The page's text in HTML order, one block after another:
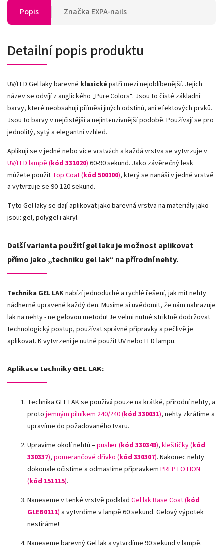
Popis Značka EXPA-nails
Detailní popis produktu
UV/LED Gel laky barevné klasické patří mezi nejoblíbenější. Jejich
název se odvíjí z anglického „Pure Colors“. Jsou to čisté základní
barvy, které neobsahují příměsi jiných odstínů, ani efektových prvků.
Jsou to barvy v nejčistější a nejintenzivnější podobě. Používají se pro
jednolitý, sytý a elegantní vzhled.
Aplikují se v jedné nebo více vrstvách a každá vrstva se vytvrzuje v
UV/LED lampě (kód 331020) 60-90 sekund. Jako závěrečný lesk
můžete použít Top Coat (kód 500100), který se nanáší v jedné vrstvě
a vytvrzuje se 90-120 sekund.
Tyto Gel laky se dají aplikovat jako barevná vrstva na materiály jako
jsou: gel, polygel i akryl.
Další varianta použití gel laku je možnost aplikovat
přímo jako „techniku gel lak“ na přírodní nehty.
Technika GEL LAKnabízí jednoduché a rychlé řešení, jak mít nehty
nádherně upravené každý den. Musíme si uvědomit, že nám nahrazuje
lak na nehty - ne gelovou metodu! Je velmi nutné striktně dodržovat
technologický postup, používat správné přípravky a pečlivě je
aplikovat. K vytvrzení je nutné použít UV nebo LED lampu.
Aplikace techniky GEL LAK:
Technika GEL LAK se používá pouze na krátké, přírodní nehty, a
proto jemným pilníkem 240/240 (kód 330031), nehty zkrátíme a
upravíme do požadovaného tvaru.
Upravíme okolí nehtů –pusher (kód 330348), kleštičky (kód
330337), pomerančové dřívko (kód 330307). Nakonec nehty
dokonale očistíme a odmastíme přípravkem PREP LOTION
(kód 151115).
Naneseme v tenké vrstvě podklad Gel lak Base Coat (kód
GLEB0111) a vytvrdíme v lampě 60 sekund. Gelový výpotek
nestíráme!
Naneseme barevný Gel lak a vytvrdíme 90 sekund v lampě.